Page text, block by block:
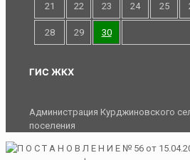
21 22 23 24 25
28 29 30
ГИС ЖКХ
Администрация Курджиновского
поселения